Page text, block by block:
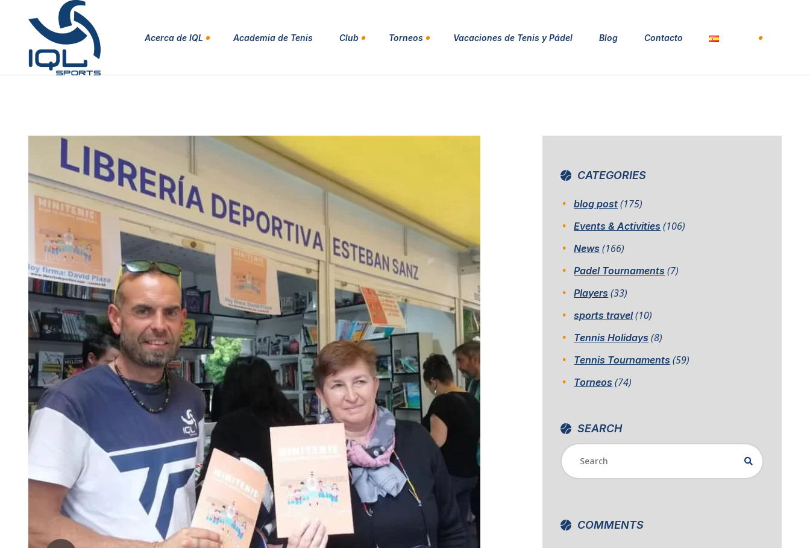
Acerca de IQL
Instalaciones
Testimonios
Patrocinadores y Socios
Subvenciones públicas
Academia de Tenis Club Torneos Vacaciones de Tenis y Pádel Blog Contacto
Español
CATEGORIES
blog post (175)
Events & Activities (106)
News (166)
Padel Tournaments (7)
Players (33)
sports travel(10)
Tennis Holidays (8)
Tennis Tournaments (59)
Torneos (74)
SEARCH
COMMENTS